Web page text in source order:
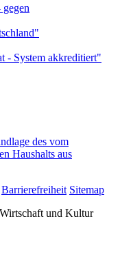
des vom
Haushalts aus
Barrierefreiheit Sitemap
und Kultur